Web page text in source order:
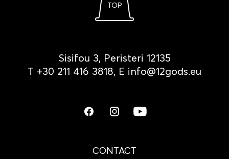
TOP
Sisifou 3, Peristeri 12135
Τ +30 211 416 3818, Ε info@12gods.eu
CONTACT